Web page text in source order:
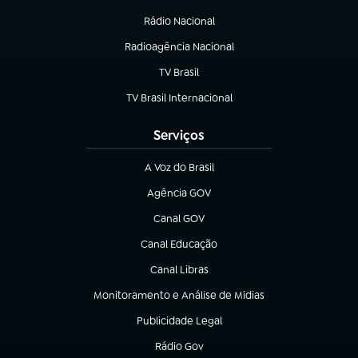
Rádio Nacional
(abre em nova aba)
Radioagência Nacional
(abre em nova aba)
TV Brasil
(abre em nova aba)
TV Brasil Internacional
(abre em nova aba)
Serviços
A Voz do Brasil
(abre em nova aba)
Agência GOV
(abre em nova aba)
Canal GOV
(abre em nova aba)
Canal Educação
(abre em nova aba)
Canal Libras
(abre em nova aba)
Monitoramento e Análise de Mídias
(abre em nova aba)
Publicidade Legal
(abre em nova aba)
Rádio Gov
(abre em nova aba)